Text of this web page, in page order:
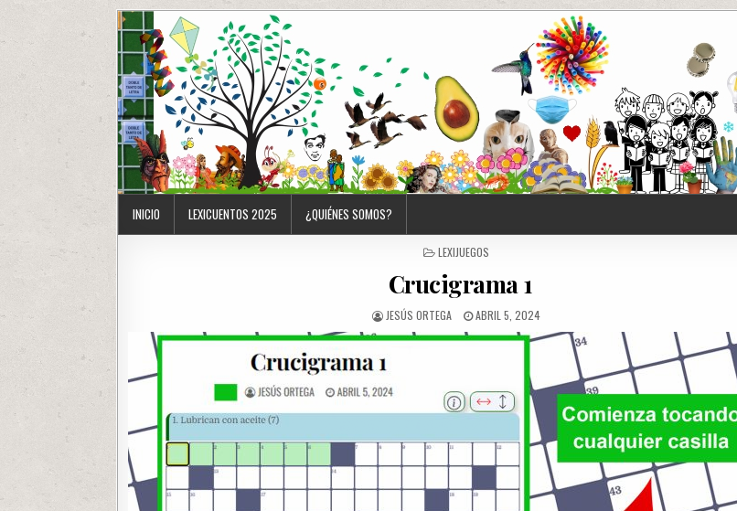
INICIO LEXICUENTOS 2025 ¿QUIÉNES SOMOS?
POSTED
LEXIJUEGOS
Crucigrama 1
JESÚS ORTEGA ABRIL 5, 2024